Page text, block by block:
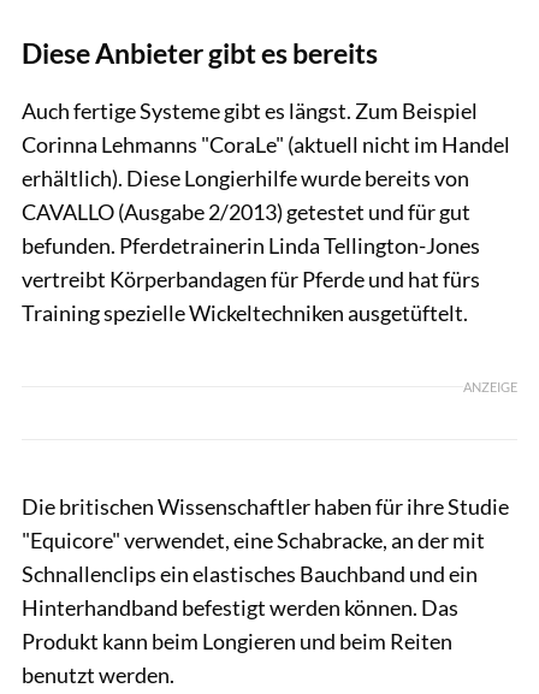
Diese Anbieter gibt es bereits
Auch fertige Systeme gibt es längst. Zum Beispiel
Corinna Lehmanns "CoraLe" (aktuell nicht im Handel
erhältlich). Diese Longierhilfe wurde bereits von
CAVALLO (Ausgabe 2/2013) getestet und für gut
befunden. Pferdetrainerin Linda Tellington-Jones
vertreibt Körperbandagen für Pferde und hat fürs
Training spezielle Wickeltechniken ausgetüftelt.
ANZEIGE
Die britischen Wissenschaftler haben für ihre Studie
"Equicore" verwendet, eine Schabracke, an der mit
Schnallenclips ein elastisches Bauchband und ein
Hinterhandband befestigt werden können. Das
Produkt kann beim Longieren und beim Reiten
benutzt werden.